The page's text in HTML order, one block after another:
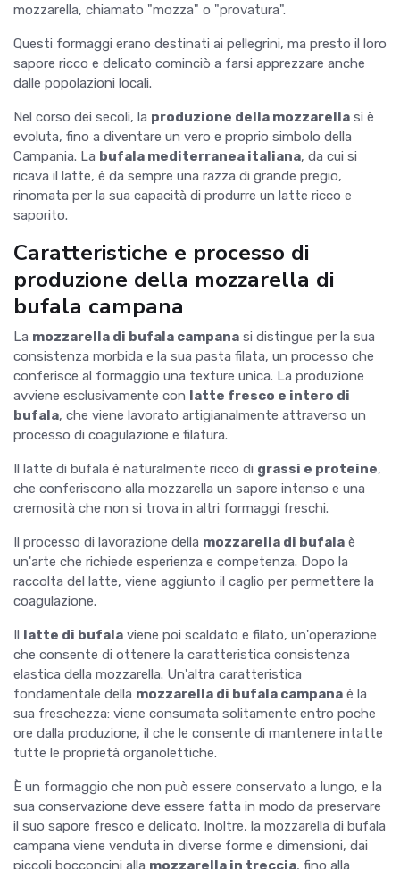
mozzarella, chiamato "mozza" o "provatura".
Questi formaggi erano destinati ai pellegrini, ma presto il loro
sapore ricco e delicato cominciò a farsi apprezzare anche
dalle popolazioni locali.
Nel corso dei secoli, la produzione della mozzarella si è
evoluta, fino a diventare un vero e proprio simbolo della
Campania. La bufala mediterranea italiana, da cui si
ricava il latte, è da sempre una razza di grande pregio,
rinomata per la sua capacità di produrre un latte ricco e
saporito.
Caratteristiche e processo di
produzione della mozzarella di
bufala campana
La mozzarella di bufala campana si distingue per la sua
consistenza morbida e la sua pasta filata, un processo che
conferisce al formaggio una texture unica. La produzione
avviene esclusivamente con
latte fresco e intero di
bufala, che viene lavorato artigianalmente attraverso un
processo di coagulazione e filatura.
Il latte di bufala è naturalmente ricco di grassi e proteine,
che conferiscono alla mozzarella un sapore intenso e una
cremosità che non si trova in altri formaggi freschi.
Il processo di lavorazione della mozzarella di bufala è
un'arte che richiede esperienza e competenza. Dopo la
raccolta del latte, viene aggiunto il caglio per permettere la
coagulazione.
latte di bufala viene poi scaldato e filato, un'operazione
che consente di ottenere la caratteristica consistenza
elastica della mozzarella. Un'altra caratteristica
fondamentale della mozzarella di bufala campana è la
sua freschezza: viene consumata solitamente entro poche
ore dalla produzione, il che le consente di mantenere intatte
tutte le proprietà organolettiche.
È un formaggio che non può essere conservato a lungo, e la
sua conservazione deve essere fatta in modo da preservare
il suo sapore fresco e delicato. Inoltre, la mozzarella di bufala
campana viene venduta in diverse forme e dimensioni, dai